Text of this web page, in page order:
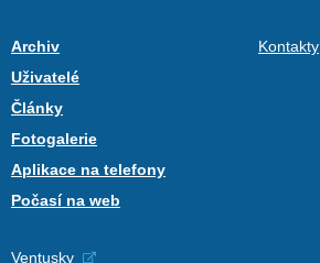
Archiv
Uživatelé
Články
Fotogalerie
Aplikace na telefony
Počasí na web
Kontakty
Ventusky